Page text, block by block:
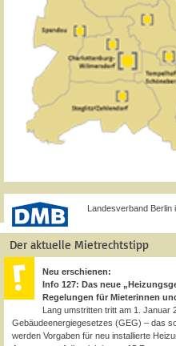
Landesverband Berlin
Der aktuelle Mietrechtstipp
Neu erschienen:
Info 127: Das neue
Regelungen für Mieterinnen
Lang umstritten tritt am 1. Januar
Gebäudeenergiegesetzes (GEG) – das
werden Vorgaben für neu installierte